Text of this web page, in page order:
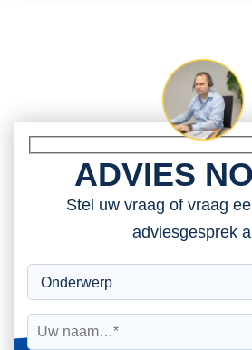
ADVIES
Stel uw vraag of vraag
adviesgesprek